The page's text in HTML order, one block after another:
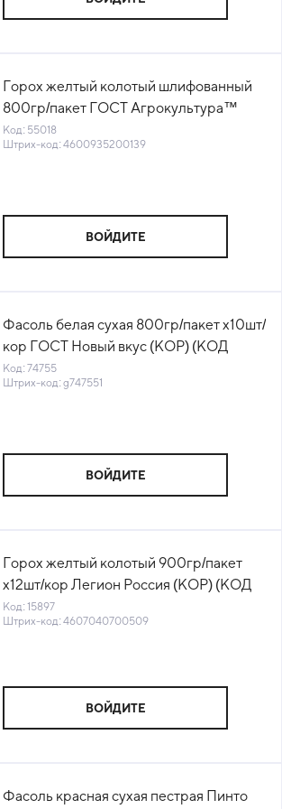
Горох желтый колотый шлифованный
800гр/пакет ГОСТ Агрокультура™
Ангстрем Трейдинг(КОД 55018)
(+18°С)
Код: 55018
Штрих-код: 4600935200139
ВОЙДИТЕ
Фасоль белая сухая 800гр/пакет х10шт/
кор ГОСТ Новый вкус (КОР) (КОД
74755) (+18°С)
Код: 74755
Штрих-код: g747551
ВОЙДИТЕ
Горох желтый колотый 900гр/пакет
х12шт/кор Легион Россия (КОР) (КОД
15897) (+18°С)
Код: 15897
Штрих-код: 4607040700509
ВОЙДИТЕ
Фасоль красная сухая пестрая Пинто